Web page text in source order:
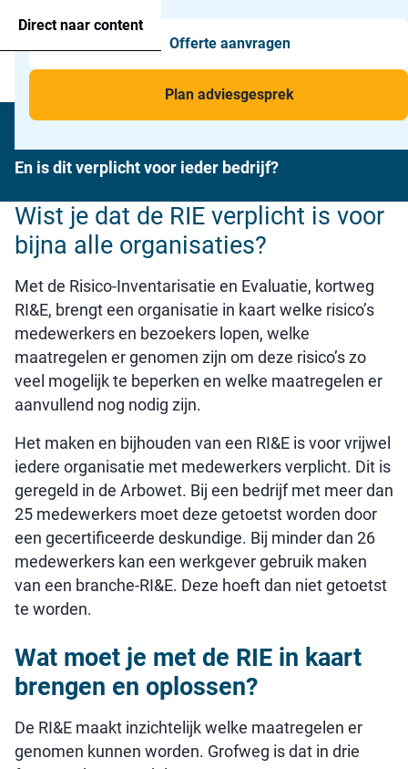
Direct naar content
Menu
Agressie alarmering
Man-down & BHV Alarmering
Voor wie
Toepassingen
Offerte aanvragen
Plan adviesgesprek
Wat is een RI&E?
En is dit verplicht voor ieder bedrijf?
Wist je dat de RIE verplicht is voor
bijna alle organisaties?
Met de Risico-Inventarisatie en Evaluatie, kortweg
RI&E, brengt een organisatie in kaart welke risico’s
medewerkers en bezoekers lopen, welke
maatregelen er genomen zijn om deze risico’s zo
veel mogelijk te beperken en welke maatregelen er
aanvullend nog nodig zijn.
Het maken en bijhouden van een RI&E is voor vrijwel
iedere organisatie met medewerkers verplicht. Dit is
geregeld in de Arbowet. Bij een bedrijf met meer dan
25 medewerkers moet deze getoetst worden door
een gecertificeerde deskundige. Bij minder dan 26
medewerkers kan een werkgever gebruik maken
van een branche-RI&E. Deze hoeft dan niet getoetst
te worden.
Wat moet je met de RIE in kaart
brengen en oplossen?
De RI&E maakt inzichtelijk welke maatregelen er
genomen kunnen worden. Grofweg is dat in drie